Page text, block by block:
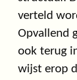
verteld
Opvallend
ook terug
wijst erop